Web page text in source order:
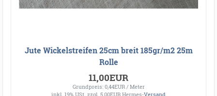
Jute Wickelstreifen 25cm breit 185gr/m2 25m
Rolle
11,00EUR
Grundpreis: 0,44EUR / Meter
inkl. 19% USt. zzgl. 5,00EUR Hermes-Versand